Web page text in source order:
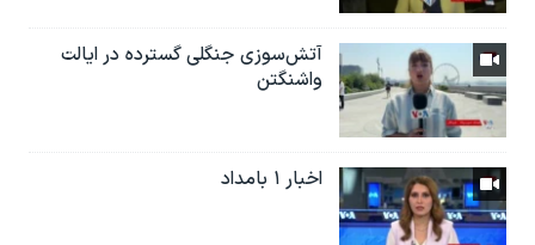
آتش‌سوزی جنگلی گسترده در ایالت
واشنگتن
اخبار ۱ بامداد